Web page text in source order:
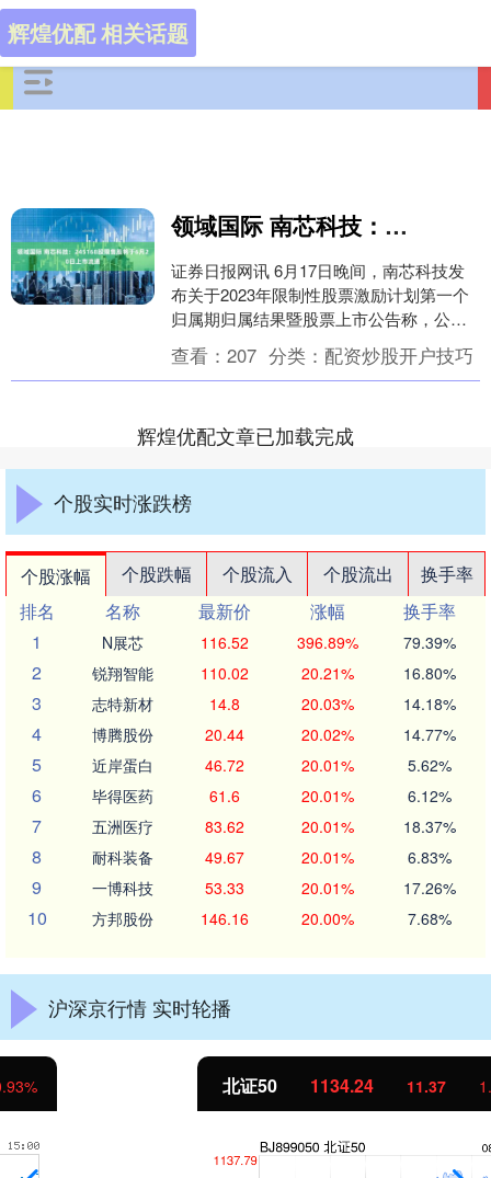
辉煌优配 相关话题
领域国际 南芯科技：245168股限售股将于6月20日上市流通
证券日报网讯 6月17日晚间，南芯科技发
布关于2023年限制性股票激励计划第一个
归属期归属结果暨股票上市公告称，公司
本次股票上市类型为股权激励股份；股票
认购方式....
查看： 207 分类： 配资炒股开户技巧
辉煌优配文章已加载完成
个股实时涨跌榜
个股涨幅 个股跌幅 个股流入 个股流出
换手率
排名
名称 最新价 涨幅
换手率
1
N展芯 116.52 396.89% 79.39%
2 锐翔智能 110.02 20.21% 16.80%
3 志特新材 14.8 20.03% 14.18%
4 博腾股份 20.44 20.02% 14.77%
5 近岸蛋白 46.72 20.01% 5.62%
6 毕得医药 61.6 20.01% 6.12%
7 五洲医疗 83.62 20.01% 18.37%
8 耐科装备 49.67 20.01% 6.83%
9 一博科技 53.33 20.01% 17.26%
10 方邦股份 146.16 20.00% 7.68%
沪深京行情 实时轮播
1134.24 11.37 1.01%